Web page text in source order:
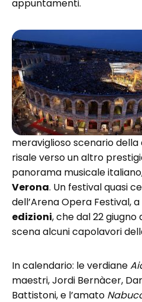
appuntamenti.
meraviglioso scenario
risale verso un altro
panorama musicale
Verona. Un festival quasi
dell’Arena Opera Festival,
edizioni, che dal 22
scena alcuni capolavori
In calendario: le verdiane
maestri, Jordi Bernàcer,
Battistoni, e l’amato